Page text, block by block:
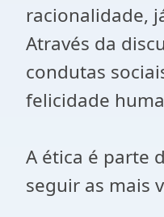
racionalidade,
Através da
condutas
felicidade
A ética é parte
seguir as mais